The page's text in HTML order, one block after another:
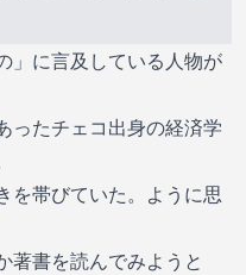
」に言及している人物が
ったチェコ出身の経済学
を帯びていた。ように思
著書を読んでみようと